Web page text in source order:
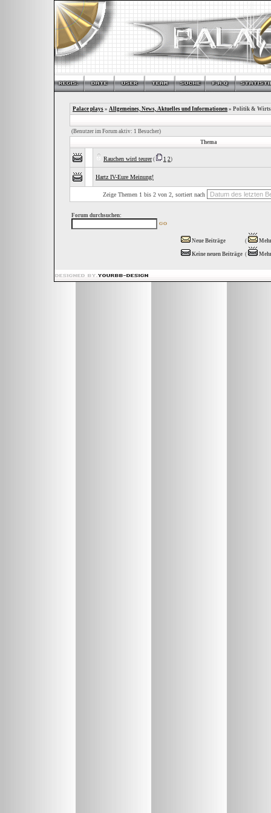
Palace plays » Allgemeines, News, Aktuelles und Informationen » Politik &
(Benutzer im Forum aktiv: 1 Besucher)
Thema
Rauchen wird teurer( 1 2)
Hartz IV-Eure Meinung!
Zeige Themen 1 bis 2 von 2, sortiert nach
Forum durchsuchen:
Neue Beiträge (
Keine neuen Beiträge (